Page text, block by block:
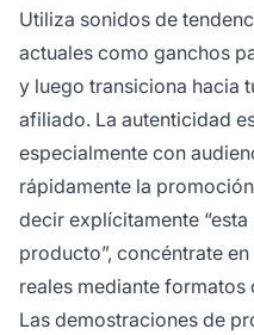
Utiliza sonidos de
actuales como ganchos
y luego transiciona hacia
afiliado. La autenticidad
especialmente con
rápidamente la
decir explícitamente
producto”, concéntrate
reales mediante
Las demostraciones de